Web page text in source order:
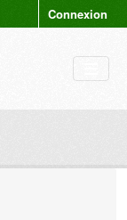
Connexion